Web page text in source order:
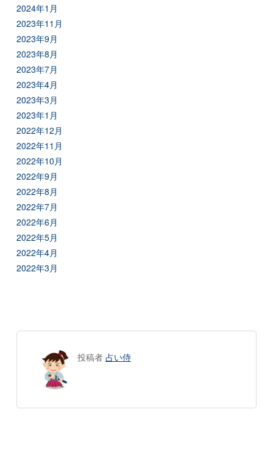
2024年1月
2023年11月
2023年9月
2023年8月
2023年7月
2023年4月
2023年3月
2023年1月
2022年12月
2022年11月
2022年10月
2022年9月
2022年8月
2022年7月
2022年6月
2022年5月
2022年4月
2022年3月
投稿者 占い侍